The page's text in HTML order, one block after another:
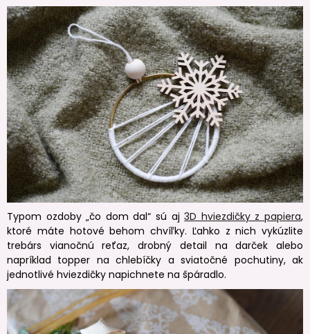
Typom ozdoby „čo dom dal“ sú aj3D hviezdičky z papiera,
ktoré máte hotové behom chvíľky. Ľahko z nich vykúzlite
trebárs vianočnú reťaz, drobný detail na darček alebo
napríklad topper na chlebíčky a sviatočné pochutiny, ak
jednotlivé hviezdičky napichnete na špáradlo.